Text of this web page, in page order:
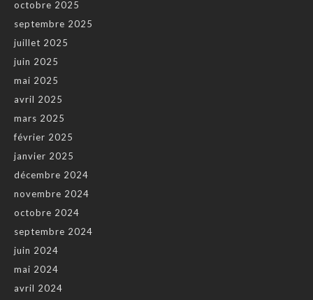
octobre 2025
septembre 2025
juillet 2025
juin 2025
mai 2025
avril 2025
mars 2025
février 2025
janvier 2025
décembre 2024
novembre 2024
octobre 2024
septembre 2024
juin 2024
mai 2024
avril 2024